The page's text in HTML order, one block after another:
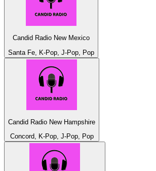
Candid Radio New Mexico
Santa Fe, K-Pop, J-Pop, Pop
Candid Radio New Hampshire
Concord, K-Pop, J-Pop, Pop